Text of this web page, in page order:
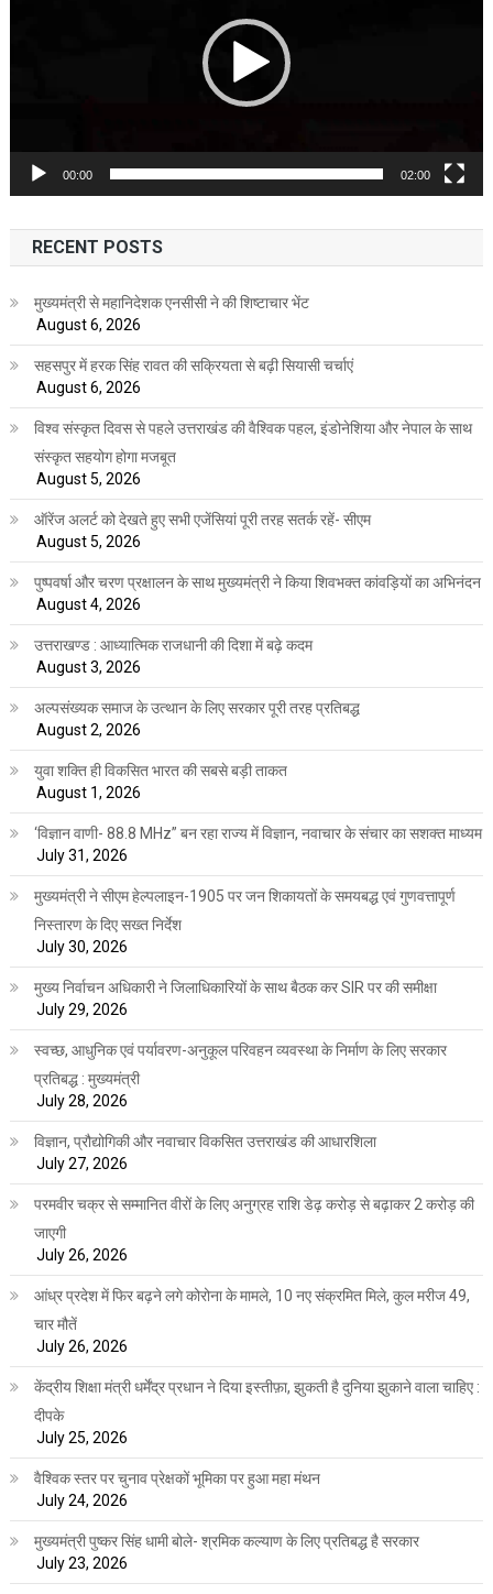
00:00 02:00
RECENT POSTS
मुख्यमंत्री से महानिदेशक एनसीसी ने की शिष्टाचार भेंट
August 6, 2026
सहसपुर में हरक सिंह रावत की सक्रियता से बढ़ी सियासी चर्चाएं
August 6, 2026
विश्व संस्कृत दिवस से पहले उत्तराखंड की वैश्विक पहल, इंडोनेशिया और नेपाल के साथ
संस्कृत सहयोग होगा मजबूत
August 5, 2026
ऑरेंज अलर्ट को देखते हुए सभी एजेंसियां पूरी तरह सतर्क रहें- सीएम
August 5, 2026
पुष्पवर्षा और चरण प्रक्षालन के साथ मुख्यमंत्री ने किया शिवभक्त कांवड़ियों का अभिनंदन
August 4, 2026
उत्तराखण्ड : आध्यात्मिक राजधानी की दिशा में बढ़े कदम
August 3, 2026
अल्पसंख्यक समाज के उत्थान के लिए सरकार पूरी तरह प्रतिबद्ध
August 2, 2026
युवा शक्ति ही विकसित भारत की सबसे बड़ी ताकत
August 1, 2026
‘विज्ञान वाणी- 88.8 MHz” बन रहा राज्य में विज्ञान, नवाचार के संचार का सशक्त माध्यम
July 31, 2026
मुख्यमंत्री ने सीएम हेल्पलाइन-1905 पर जन शिकायतों के समयबद्ध एवं गुणवत्तापूर्ण
निस्तारण के दिए सख्त निर्देश
July 30, 2026
मुख्य निर्वाचन अधिकारी ने जिलाधिकारियों के साथ बैठक कर SIR पर की समीक्षा
July 29, 2026
स्वच्छ, आधुनिक एवं पर्यावरण-अनुकूल परिवहन व्यवस्था के निर्माण के लिए सरकार
प्रतिबद्ध : मुख्यमंत्री
July 28, 2026
विज्ञान, प्रौद्योगिकी और नवाचार विकसित उत्तराखंड की आधारशिला
July 27, 2026
परमवीर चक्र से सम्मानित वीरों के लिए अनुग्रह राशि डेढ़ करोड़ से बढ़ाकर 2 करोड़ की
जाएगी
July 26, 2026
आंध्र प्रदेश में फिर बढ़ने लगे कोरोना के मामले, 10 नए संक्रमित मिले, कुल मरीज 49,
चार मौतें
July 26, 2026
केंद्रीय शिक्षा मंत्री धर्मेंद्र प्रधान ने दिया इस्तीफ़ा, झुकती है दुनिया झुकाने वाला चाहिए :
दीपके
July 25, 2026
वैश्विक स्तर पर चुनाव प्रेक्षकों भूमिका पर हुआ महा मंथन
July 24, 2026
मुख्यमंत्री पुष्कर सिंह धामी बोले- श्रमिक कल्याण के लिए प्रतिबद्ध है सरकार
July 23, 2026